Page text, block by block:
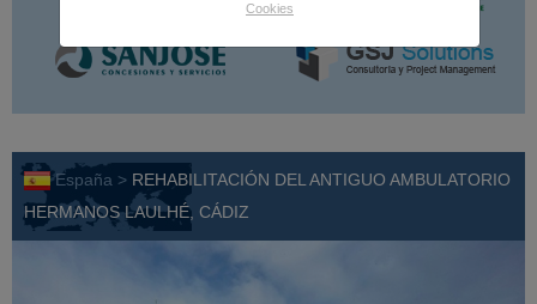
Cookies
España > REHABILITACIÓN DEL ANTIGUO AMBULATORIO
HERMANOS LAULHÉ, CÁDIZ